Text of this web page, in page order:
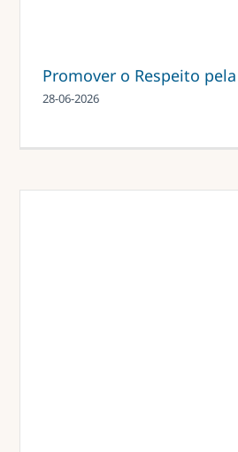
Promover o Respeito
28-06-2026